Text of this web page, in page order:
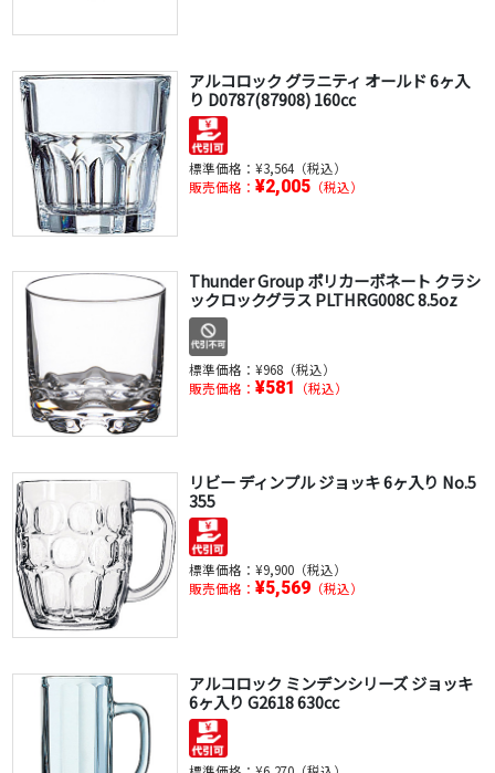
アルコロック グラニティ オールド 6ヶ入
り D0787(87908) 160㏄
標準価格： ¥3,564（税込）
販売価格： ¥2,005（税込）
Thunder Group ポリカーボネート クラシ
ックロックグラス PLTHRG008C 8.5oz
標準価格： ¥968（税込）
販売価格： ¥581 （税込）
リビー ディンプル ジョッキ 6ヶ入り No.5
355
標準価格： ¥9,900（税込）
販売価格： ¥5,569（税込）
アルコロック ミンデンシリーズ ジョッキ
6ヶ入り G2618 630cc